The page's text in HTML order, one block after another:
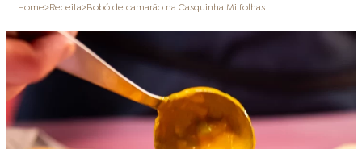
ONDE COMPRAR LOJAS AROSA
Home>Receita>Bobó de camarão na Casquinha Milfolhas